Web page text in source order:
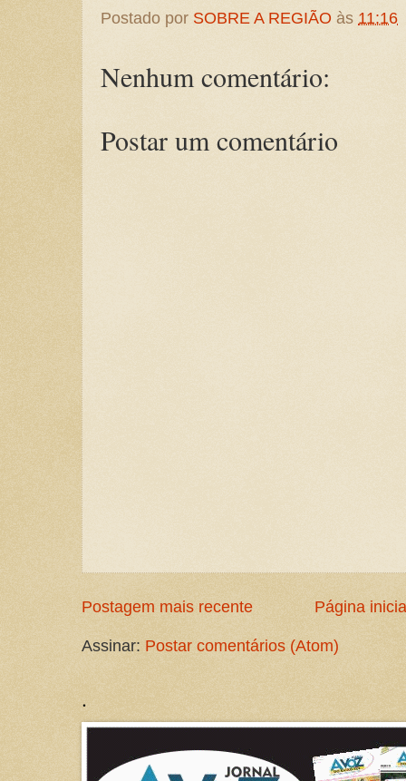
Postado por SOBRE A REGIÃO às 11:16
Nenhum comentário:
Postar um comentário
Postagem mais recente Página
Assinar: Postar comentários (Atom)
.